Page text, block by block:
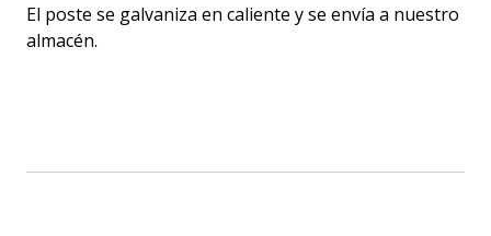
El poste se galvaniza en caliente y se envía a nuestro
almacén.